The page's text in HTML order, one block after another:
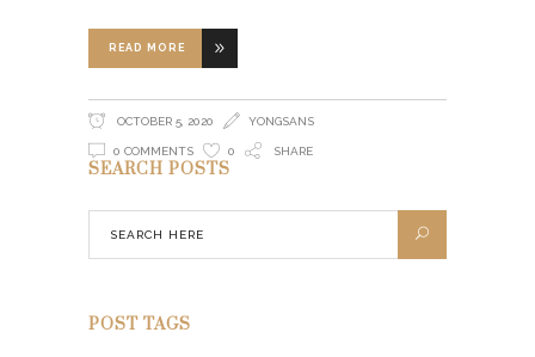
READ MORE
OCTOBER 5, 2020 YONGSANS
0 COMMENTS 0 SHARE
SEARCH POSTS
POST TAGS